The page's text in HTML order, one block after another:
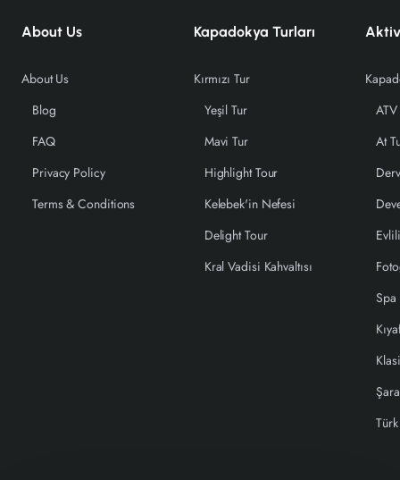
About Us
About Us
Blog
FAQ
Privacy Policy
Terms & Conditions
Kapadokya Turları
Kırmızı Tur
Yeşil Tur
Mavi Tur
Highlight Tour
Kelebek'in Nefesi
Delight Tour
Kral Vadisi Kahvaltısı
At